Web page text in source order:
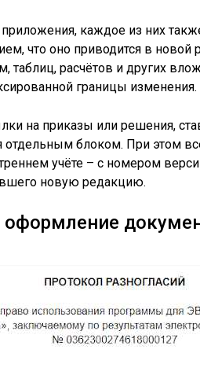
каждое из них
что оно приводится в новой
таблиц, расчётов и других
границы изменения.
на приказы или решения,
блоком. При этом
учёте – с номером
новую редакцию.
оформление